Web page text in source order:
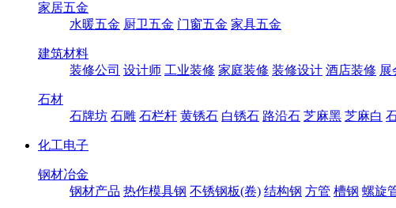
家居五金
水暖五金 厨卫五金 门窗五金 家具五金
建筑材料
装修公司 设计师 工业装修 家庭装修 装修设计 酒店装修 展
石材
石牌坊 石雕 石栏杆 黄锈石 白锈石 路沿石 芝麻黑 芝麻白
化工电子
钢材冶金
钢材产品 热作模具钢 不锈钢板(卷) 结构钢 方管 槽钢 螺旋